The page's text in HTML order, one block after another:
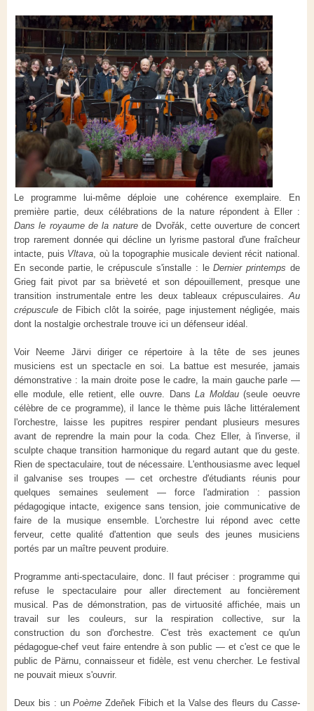
Le programme lui-même déploie une cohérence exemplaire. En
première partie, deux célébrations de la nature répondent à Eller :
Dans le royaume de la naturede Dvořák, cette ouverture de concert
trop rarement donnée qui décline un lyrisme pastoral d'une fraîcheur
intacte, puis Vltava, où la topographie musicale devient récit national.
En seconde partie, le crépuscule s'installe : leDernier printemps de
Grieg fait pivot par sa brièveté et son dépouillement, presque une
transition instrumentale entre les deux tableaux crépusculaires.Au
crépuscule de Fibich clôt la soirée, page injustement négligée, mais
dont la nostalgie orchestrale trouve ici un défenseur idéal.
Voir Neeme Järvi diriger ce répertoire à la tête de ses jeunes
musiciens est un spectacle en soi. La battue est mesurée, jamais
démonstrative : la main droite pose le cadre, la main gauche parle —
elle module, elle retient, elle ouvre. DansLa Moldau(seule oeuvre
célèbre de ce programme), il lance le thème puis lâche littéralement
l'orchestre, laisse les pupitres respirer pendant plusieurs mesures
avant de reprendre la main pour la coda. Chez Eller, à l'inverse, il
sculpte chaque transition harmonique du regard autant que du geste.
Rien de spectaculaire, tout de nécessaire. L'enthousiasme avec lequel
il galvanise ses troupes — cet orchestre d'étudiants réunis pour
quelques semaines seulement — force l'admiration : passion
pédagogique intacte, exigence sans tension, joie communicative de
faire de la musique ensemble. L'orchestre lui répond avec cette
ferveur, cette qualité d'attention que seuls des jeunes musiciens
portés par un maître peuvent produire.
Programme anti-spectaculaire, donc. Il faut préciser : programme qui
refuse le spectaculaire pour aller directement au foncièrement
musical. Pas de démonstration, pas de virtuosité affichée, mais un
travail sur les couleurs, sur la respiration collective, sur la
construction du son d'orchestre. C'est très exactement ce qu'un
pédagogue-chef veut faire entendre à son public — et c'est ce que le
public de Pärnu, connaisseur et fidèle, est venu chercher. Le festival
ne pouvait mieux s'ouvrir.
Deux bis : unPoèmeZdeňek Fibich et la Valse des fleurs duCasse-